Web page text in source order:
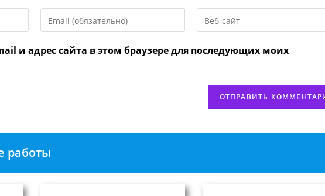
свой
адрес,
URL
веб-
и адрес сайта в этом браузере для последующих моих
работы